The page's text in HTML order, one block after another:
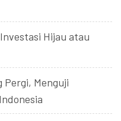
Hijau atau
Pergi, Menguji